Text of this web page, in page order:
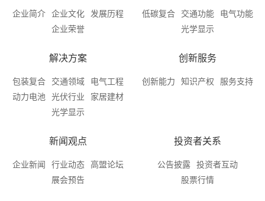
企业简介 企业文化
发展历程
企业荣誉
低碳复合 交通功能
电气功能
光学显示
解决方案
包装复合 交通领域
电气工程
动力电池
光伏行业
家居建材
光学显示
创新服务
创新能力 知识产权 服务支持
新闻观点
企业新闻 行业动态
高盟论坛
展会预告
投资者关系
公告披露
投资者互动
股票行情